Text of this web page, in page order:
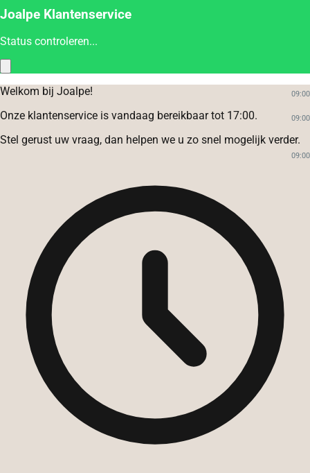
Joalpe Klantenservice
Status controleren...
Welkom bij Joalpe! 09:00
Onze klantenservice is vandaag bereikbaar tot 17:00. 09:00
Stel gerust uw vraag, dan helpen we u zo snel mogelijk verder.
09:00